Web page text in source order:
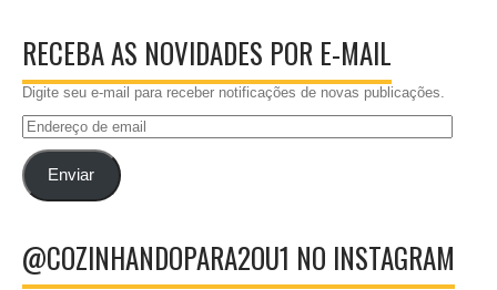
RECEBA AS NOVIDADES POR E-MAIL
Digite seu e-mail para receber notificações de novas publicações.
Endereço
emailEnviar
@COZINHANDOPARA2OU1 NO INSTAGRAM